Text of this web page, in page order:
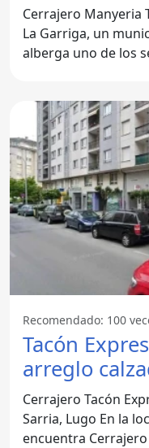
Cerrajero Manyeria
La Garriga, un
alberga uno de los
Recomendado: 100
Tacón
arreglo
mando -
Sarria
Cerrajero Tacón
Sarria, Lugo En la localidad de Sarria, Lugo, se
encuentra